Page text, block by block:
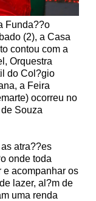
Funda??o
(2), a Casa
contou com a
Orquestra
do Col?gio
a Feira
ocorreu no
Souza
atra??es
onde toda
e acompanhar os
lazer, al?m de
uma renda